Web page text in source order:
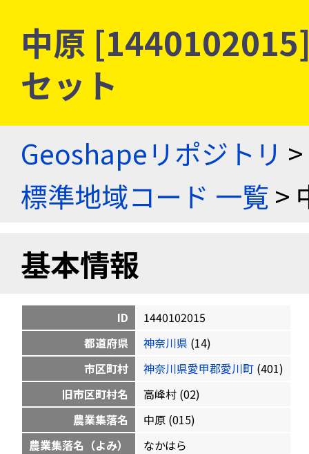
中原
セット
Geoshapeリポジトリ >
標準地域コード 一覧>
基本情報
ID
1440102015
都道府県
神奈川県 (14)
市区町村
神奈川県愛甲郡愛川町 (401)
旧市区町村名
高峰村 (02)
農業集落名
中原 (015)
農業集落名（よみ）
なかはら